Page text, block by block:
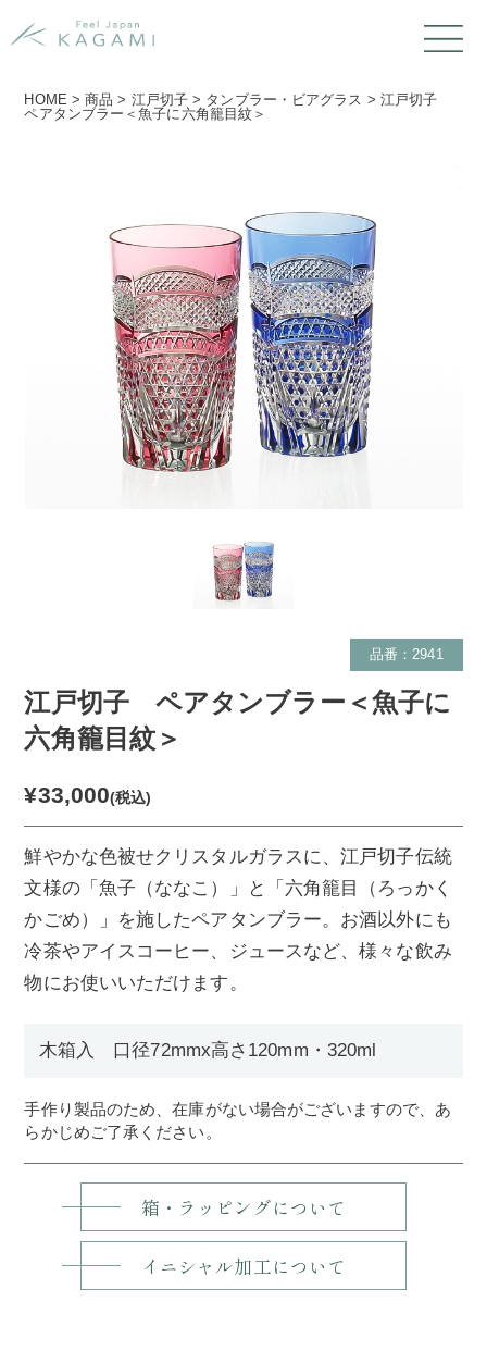
HOME >商品 > 江戸切子 > タンブラー・ビアグラス > 江戸切子
ペアタンブラー＜魚子に六角籠目紋＞
品番：2941
江戸切子 ペアタンブラー＜魚子に
六角籠目紋＞
¥33,000(税込)
鮮やかな色被せクリスタルガラスに、江戸切子伝統
文様の「魚子（ななこ）」と「六角籠目（ろっかく
かごめ）」を施したペアタンブラー。お酒以外にも
冷茶やアイスコーヒー、ジュースなど、様々な飲み
物にお使いいただけます。
木箱入 口径72mmx高さ120mm・320ml
手作り製品のため、在庫がない場合がございますので、あ
らかじめご了承ください。
箱・ラッピングについて
イニシャル加工について